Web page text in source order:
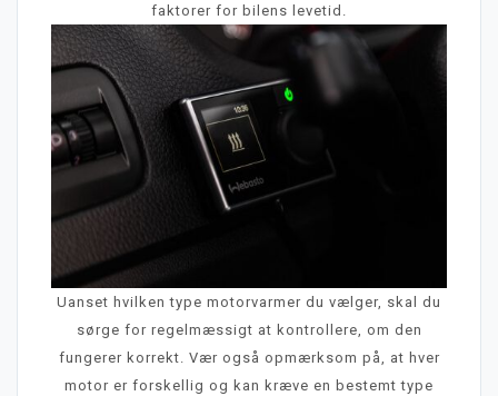
faktorer for bilens levetid.
Uanset hvilken type motorvarmer du vælger, skal du
sørge for regelmæssigt at kontrollere, om den
fungerer korrekt. Vær også opmærksom på, at hver
motor er forskellig og kan kræve en bestemt type